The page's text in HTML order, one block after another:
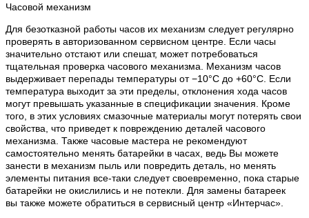
Часовой механизм
Для безотказной работы часов их механизм следует регулярно
проверять в авторизованном сервисном центре. Если часы
значительно отстают или спешат, может потребоваться
тщательная проверка часового механизма. Механизм часов
выдерживает перепады температуры от −10°C до +60°C. Если
температура выходит за эти пределы, отклонения хода часов
могут превышать указанные в спецификации значения. Кроме
того, в этих условиях смазочные материалы могут потерять свои
свойства, что приведет к повреждению деталей часового
механизма. Также часовые мастера не рекомендуют
самостоятельно менять батарейки в часах, ведь Вы можете
занести в механизм пыль или повредить деталь, но менять
элементы питания все-таки следует своевременно, пока старые
батарейки не окислились и не потекли. Для замены батареек
вы также можете обратиться в сервисный центр «Интерчас».